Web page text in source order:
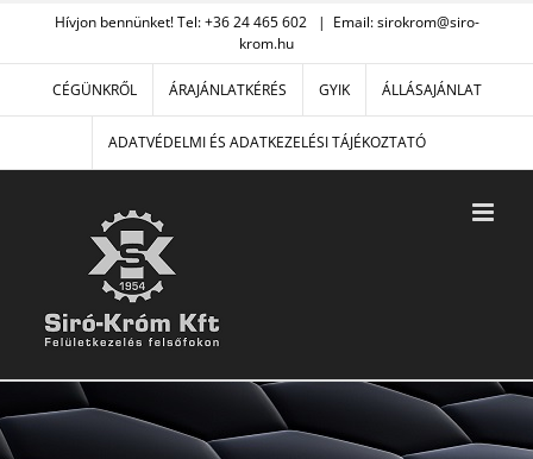
KihagyásHívjon bennünket! Tel: +36 24 465 602 | Email: sirokrom@siro-
krom.hu
CÉGÜNKRŐL ÁRAJÁNLATKÉRÉS GYIK ÁLLÁSAJÁNLAT
ADATVÉDELMI ÉS ADATKEZELÉSI TÁJÉKOZTATÓ